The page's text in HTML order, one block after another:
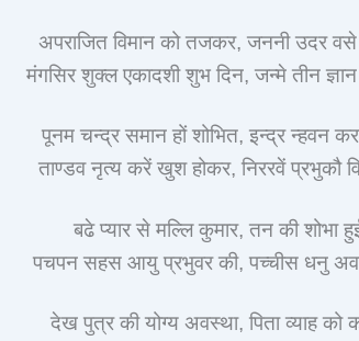
अपराजित विमान को तजकर, जननी उदर
मंगसिर शुक्ल एकादशी शुभ दिन, जन्मे तीन
पूनम चन्द्र समान हों शोभित, इन्द्र न्हवन
ताण्डव नृत्य करें खुश होकर, निररवें प्रभुकौ
बढे प्यार से मल्लि कुमार, तन की शोभा
पचपन सहस आयु प्रभुवर की, पच्चीस धनु
देख पुत्र की योग्य अवस्था, पिता व्याह को